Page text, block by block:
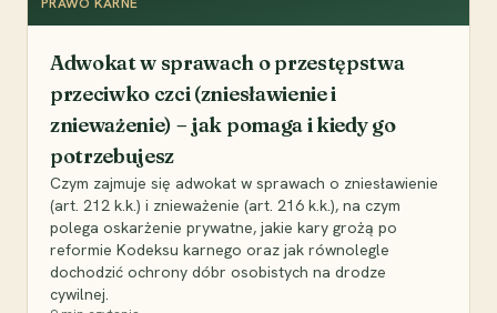
Adwokat w sprawach o przestępstwa
przeciwko czci (zniesławienie i
znieważenie) – jak pomaga i kiedy go
potrzebujesz
Czym zajmuje się adwokat w sprawach o zniesławienie
(art. 212 k.k.) i znieważenie (art. 216 k.k.), na czym
polega oskarżenie prywatne, jakie kary grożą po
reformie Kodeksu karnego oraz jak równolegle
dochodzić ochrony dóbr osobistych na drodze
cywilnej.